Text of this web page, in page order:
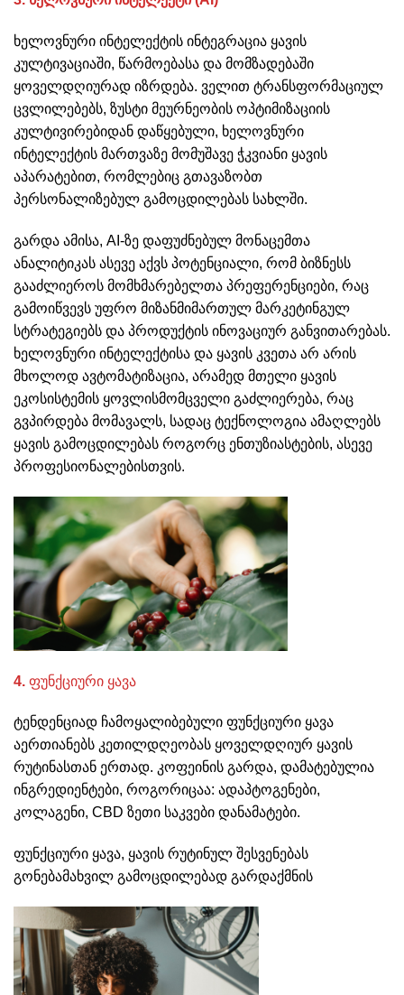
ხელოვნური ინტელექტის ინტეგრაცია ყავის
კულტივაციაში, წარმოებასა და მომზადებაში
ყოველდღიურად იზრდება. ველით ტრანსფორმაციულ
ცვლილებებს, ზუსტი მეურნეობის ოპტიმიზაციის
კულტივირებიდან დაწყებული, ხელოვნური
ინტელექტის მართვაზე მომუშავე ჭკვიანი ყავის
აპარატებით, რომლებიც გთავაზობთ
პერსონალიზებულ გამოცდილებას სახლში.
გარდა ამისა, AI-ზე დაფუძნებულ მონაცემთა
ანალიტიკას ასევე აქვს პოტენციალი, რომ ბიზნესს
გააძლიეროს მომხმარებელთა პრეფერენციები, რაც
გამოიწვევს უფრო მიზანმიმართულ მარკეტინგულ
სტრატეგიებს და პროდუქტის ინოვაციურ განვითარებას.
ხელოვნური ინტელექტისა და ყავის კვეთა არ არის
მხოლოდ ავტომატიზაცია, არამედ მთელი ყავის
ეკოსისტემის ყოვლისმომცველი გაძლიერება, რაც
გვპირდება მომავალს, სადაც ტექნოლოგია ამაღლებს
ყავის გამოცდილებას როგორც ენთუზიასტების, ასევე
პროფესიონალებისთვის.
4. ფუნქციური ყავა
ტენდენციად ჩამოყალიბებული ფუნქციური ყავა
აერთიანებს კეთილდღეობას ყოველდღიურ ყავის
რუტინასთან ერთად. კოფეინის გარდა, დამატებულია
ინგრედიენტები, როგორიცაა: ადაპტოგენები,
კოლაგენი, CBD ზეთი საკვები დანამატები.
ფუნქციური ყავა, ყავის რუტინულ შესვენებას
გონებამახვილ გამოცდილებად გარდაქმნის